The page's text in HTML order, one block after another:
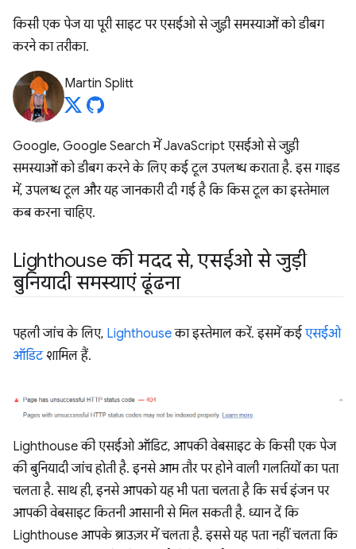
किसी एक पेज या पूरी साइट पर एसईओ से जुड़ी समस्याओं को डीबग
करने का तरीका.
Martin Splitt
Google, Google Search में JavaScript एसईओ से जुड़ी
समस्याओं को डीबग करने के लिए कई टूल उपलब्ध कराता है. इस गाइड
में, उपलब्ध टूल और यह जानकारी दी गई है कि किस टूल का इस्तेमाल
कब करना चाहिए.
Lighthouse की मदद से,एसईओ से जुड़ी
बुनियादी समस्याएं ढूंढना
पहली जांच के लिए, Lighthouseका इस्तेमाल करें. इसमें कई एसईओ
ऑडिटशामिल हैं.
Lighthouse की एसईओ ऑडिट, आपकी वेबसाइट के किसी एक पेज
की बुनियादी जांच होती है. इनसे आम तौर पर होने वाली गलतियों का पता
चलता है. साथ ही, इनसे आपको यह भी पता चलता है कि सर्च इंजन पर
आपकी वेबसाइट कितनी आसानी से मिल सकती है. ध्यान दें कि
Lighthouse आपके ब्राउज़र में चलता है. इससे यह पता नहीं चलता कि